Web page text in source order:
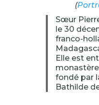
(
Sœur
le 30
franco-
Elle est
fondé par
Bathilde